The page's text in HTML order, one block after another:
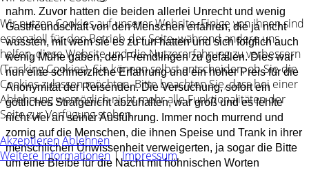
nahm. Zuvor hatten die beiden allerlei Unrecht und wenig
Gastfreundschaft von den Menschen erfahren, die ja nicht
wussten, mit wem sie es zu tun hatten und sich folglich auch
wenig Mühe gaben, den Fremdlingen zu gefallen. Dies war
nun eine schmerzliche Erfahrung und ein hoher Preis für die
Anonymität der Reisenden. Die Versuchung, sofort ein
göttliches Strafgericht abzuhalten, war groß und es fehlte
nicht viel an seiner Ausführung. Immer noch murrend und
zornig auf die Menschen, die ihnen Speise und Trank in ihrer
menschlichen Unwissenheit verweigerten, ja sogar die Bitte
um eine Bleibe für die Nacht mit höhnischen Worten
Wir nutzen Cookies auf unserer Website. Einige von ihnen sind
essenziell für den Betrieb der Seite, während andere uns
helfen, diese Website und die Nutzererfahrung zu verbessern
(Tracking Cookies). Sie können selbst entscheiden, ob Sie die
Cookies zulassen möchten. Bitte beachten Sie, dass bei einer
Ablehnung womöglich nicht mehr alle Funktionalitäten der
Seite zur Verfügung stehen.
AkzeptierenAblehnen
Weitere Informationen|Impressum